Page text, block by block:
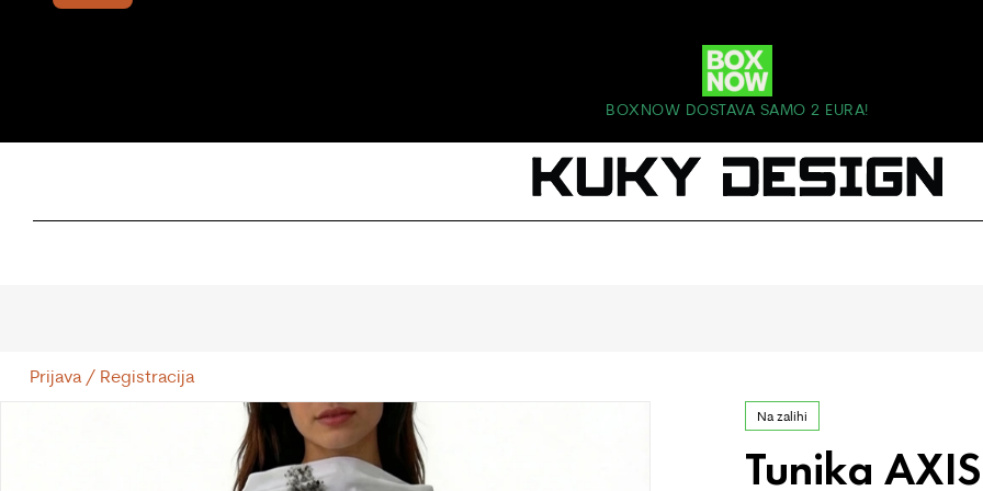
BOXNOW DOSTAVA SAMO 2 EURA!
Prijava / Registracija
Na zalihi
Tunika AXIS